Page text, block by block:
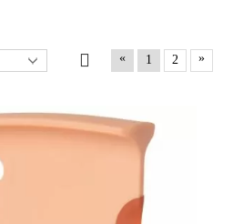
« 1 2 »